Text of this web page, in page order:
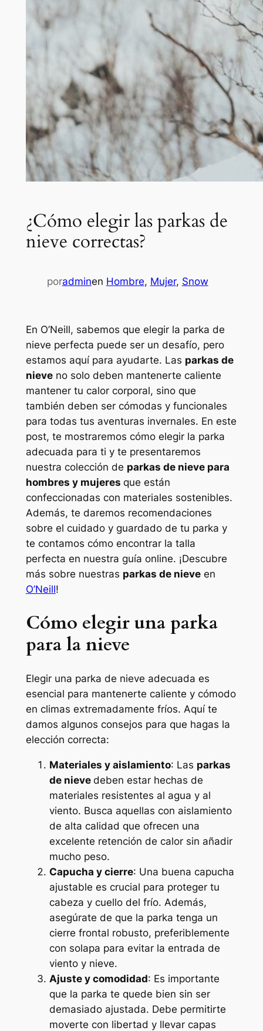
¿Cómo elegir las parkas de
nieve correctas?
poradminen Hombre, Mujer, Snow
En O’Neill, sabemos que elegir la parka de
nieve perfecta puede ser un desafío, pero
estamos aquí para ayudarte. Las parkas de
nieveno solo deben mantenerte caliente
mantener tu calor corporal, sino que
también deben ser cómodas y funcionales
para todas tus aventuras invernales. En este
post, te mostraremos cómo elegir la parka
adecuada para ti y te presentaremos
nuestra colección de parkas de nieve para
hombres y mujeres que están
confeccionadas con materiales sostenibles.
Además, te daremos recomendaciones
sobre el cuidado y guardado de tu parka y
te contamos cómo encontrar la talla
perfecta en nuestra guía online. ¡Descubre
más sobre nuestras parkas de nieveen
O’Neill!
Cómo elegir una parka
para la nieve
Elegir una parka de nieve adecuada es
esencial para mantenerte caliente y cómodo
en climas extremadamente fríos. Aquí te
damos algunos consejos para que hagas la
elección correcta:
Materiales y aislamiento: Las parkas
de nieve deben estar hechas de
materiales resistentes al agua y al
viento. Busca aquellas con aislamiento
de alta calidad que ofrecen una
excelente retención de calor sin añadir
mucho peso.
Capucha y cierre: Una buena capucha
ajustable es crucial para proteger tu
cabeza y cuello del frío. Además,
asegúrate de que la parka tenga un
cierre frontal robusto, preferiblemente
con solapa para evitar la entrada de
viento y nieve.
Ajuste y comodidad: Es importante
que la parka te quede bien sin ser
demasiado ajustada. Debe permitirte
moverte con libertad y llevar capas